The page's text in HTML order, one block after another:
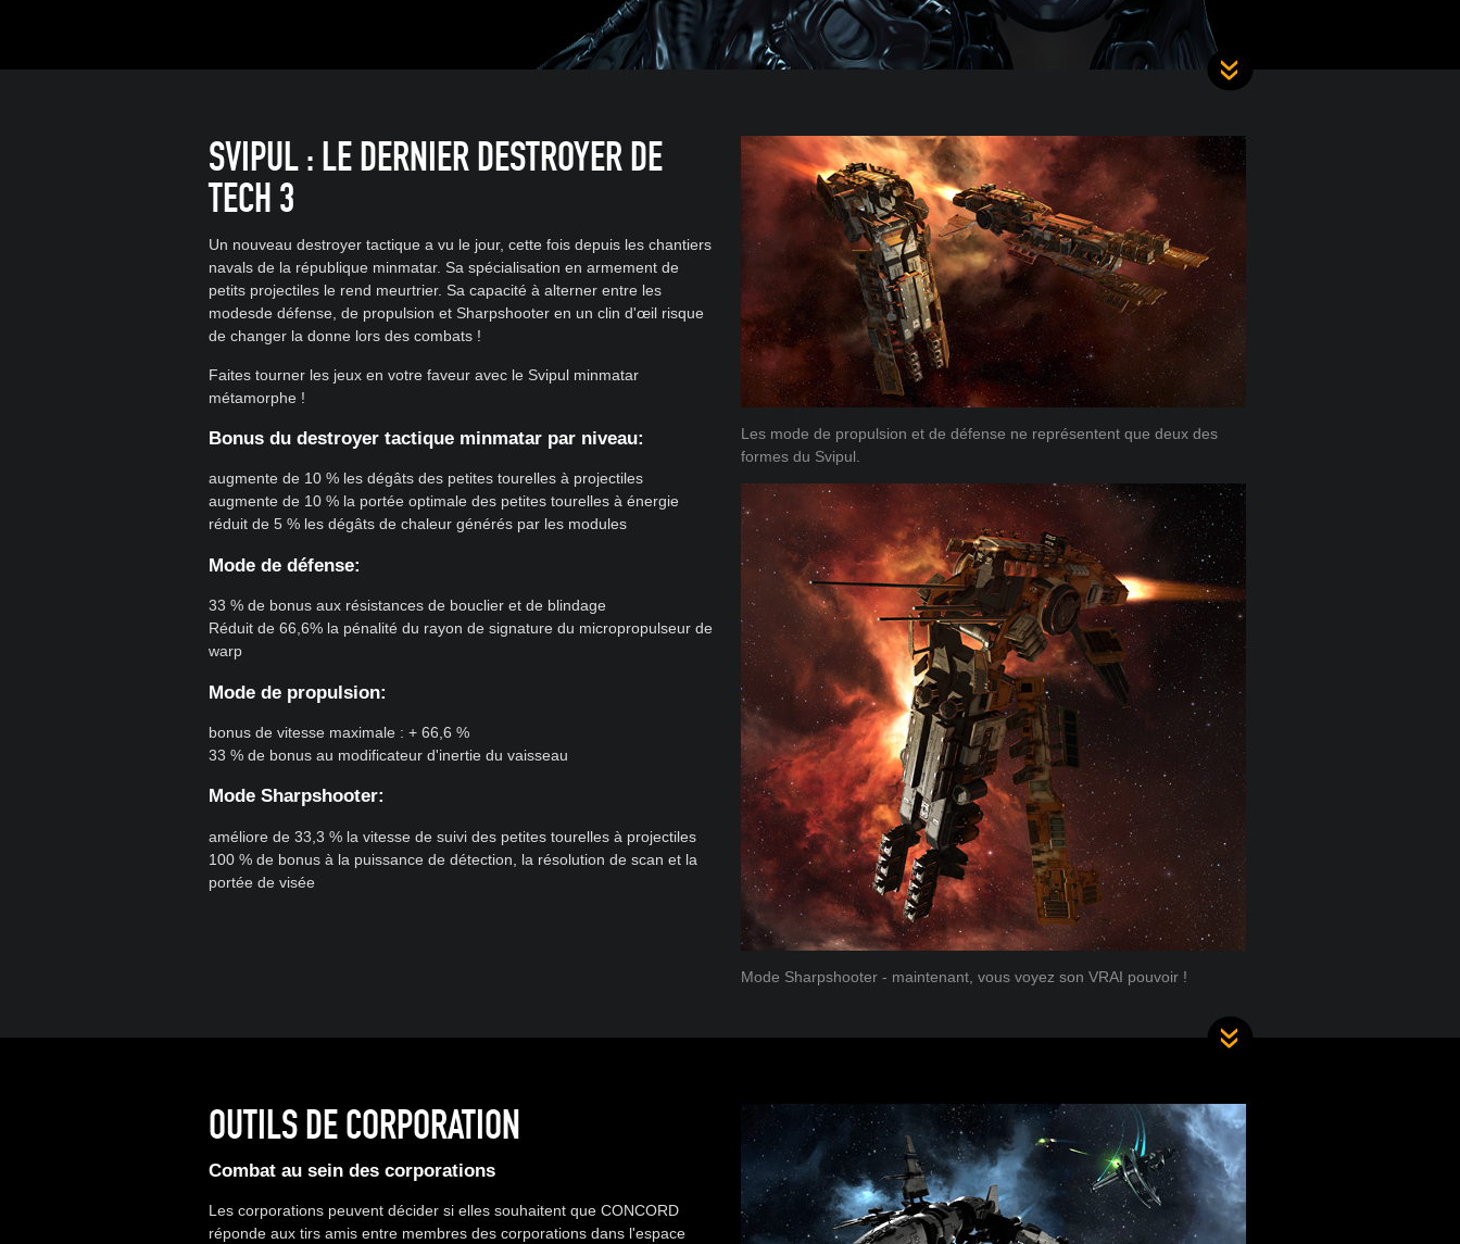
SVIPUL : LE DERNIER DESTROYER DE
TECH 3
Un nouveau destroyer tactique a vu le jour, cette fois depuis les chantiers
navals de la république minmatar. Sa spécialisation en armement de
petits projectiles le rend meurtrier. Sa capacité à alterner entre les
modesde défense, de propulsion et Sharpshooter en un clin d'œil risque
de changer la donne lors des combats !
Faites tourner les jeux en votre faveur avec le Svipul minmatar
métamorphe !
Bonus du destroyer tactique minmatar par niveau:
augmente de 10 % les dégâts des petites tourelles à projectiles
augmente de 10 % la portée optimale des petites tourelles à énergie
réduit de 5 % les dégâts de chaleur générés par les modules
Mode de défense:
33 % de bonus aux résistances de bouclier et de blindage
Réduit de 66,6% la pénalité du rayon de signature du micropropulseur de
warp
Mode de propulsion:
bonus de vitesse maximale : + 66,6 %
33 % de bonus au modificateur d'inertie du vaisseau
Mode Sharpshooter:
améliore de 33,3 % la vitesse de suivi des petites tourelles à projectiles
100 % de bonus à la puissance de détection, la résolution de scan et la
portée de visée
Les mode de propulsion et de défense ne représentent que deux des
formes du Svipul.
Mode Sharpshooter - maintenant, vous voyez son VRAI pouvoir !
OUTILS DE CORPORATION
Combat au sein des corporations
Les corporations peuvent décider si elles souhaitent que CONCORD
réponde aux tirs amis entre membres des corporations dans l'espace